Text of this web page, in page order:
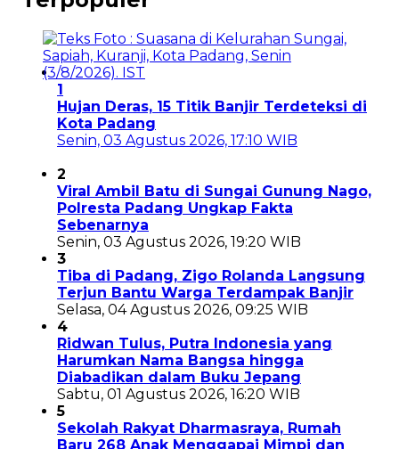
1
Hujan Deras, 15 Titik Banjir Terdeteksi di
Kota Padang
Senin, 03 Agustus 2026, 17:10 WIB
2
Viral Ambil Batu di Sungai Gunung Nago,
Polresta Padang Ungkap Fakta
Sebenarnya
Senin, 03 Agustus 2026, 19:20 WIB
3
Tiba di Padang, Zigo Rolanda Langsung
Terjun Bantu Warga Terdampak Banjir
Selasa, 04 Agustus 2026, 09:25 WIB
4
Ridwan Tulus, Putra Indonesia yang
Harumkan Nama Bangsa hingga
Diabadikan dalam Buku Jepang
Sabtu, 01 Agustus 2026, 16:20 WIB
5
Sekolah Rakyat Dharmasraya, Rumah
Baru 268 Anak Menggapai Mimpi dan